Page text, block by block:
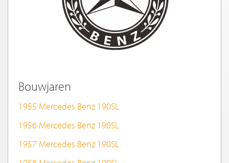
Bouwjaren
1955 Mercedes Benz 190SL
1956 Mercedes Benz 190SL
1957 Mercedes Benz 190SL